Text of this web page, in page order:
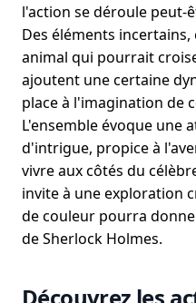
l'action se déroule peut-
Des éléments
animal qui pourrait
ajoutent une certaine
place à l'imagination de
L'ensemble évoque une
d'intrigue, propice à
vivre aux côtés du
invite à une exploration
de couleur pourra
de Sherlock Holmes.